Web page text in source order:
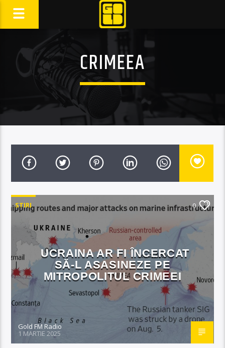
CRIMEEA
STIRI 0
UCRAINA AR FI ÎNCERCAT
SĂ-L ASASINEZE PE
MITROPOLITUL CRIMEEI
Gold FM Radio
1 MARTIE 2025